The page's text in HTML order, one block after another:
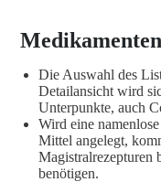
Die Auswahl des
Detailansicht wird
Unterpunkte, auch
Wird eine
Mittel angelegt,
Magistralrezepturen
benötigen.